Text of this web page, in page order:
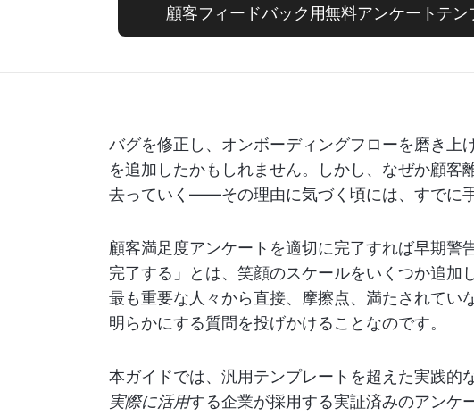
顧客フィードバック用無料アンケートテン
バグを修正し、オンボーディングフローを磨き上
を追加したかもしれません。しかし、なぜか顧客
去っていく——その理由に気づく頃には、すでに手
顧客満足度アンケートを適切に完了すれば早期警
完了する」とは、笑顔のスケールをいくつか追加
最も重要な人々から直接、摩擦点、満たされてい
明らかにする質問を投げかけることなのです。
本ガイドでは、汎用テンプレートを超えた実践的
実際に活用する企業が採用する実証済みのアンケ